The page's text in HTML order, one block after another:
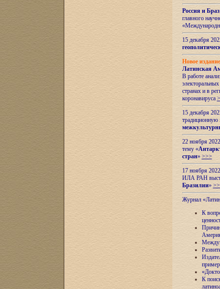
Россия и
главного
15 декабря
Новое
Латинская
В работе
странах и в
коронавируса
15 декабря
22 ноября
тему «
стран» >>>
17 ноября
ИЛА РАН
Бразилии»
Журнал
К
К